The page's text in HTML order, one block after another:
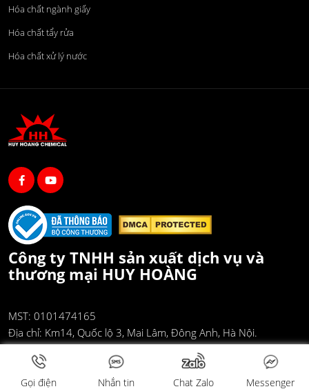
Hóa chất ngành giấy
Hóa chất tẩy rửa
Hóa chất xử lý nước
Công ty TNHH sản xuất dịch vụ và
thương mại HUY HOÀNG
MST: 0101474165
Địa chỉ: Km14, Quốc lộ 3, Mai Lâm, Đông Anh, Hà Nội.
Email:huyhoang@hoachathuyhoang.com
Điện thoại:
0948 290 290
Gọi điện Nhắn tin Chat Zalo Messenger